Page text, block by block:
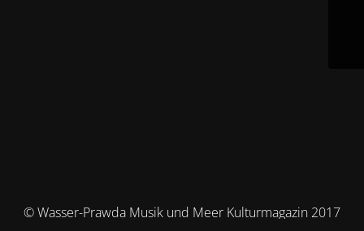
© Wasser-Prawda Musik und Meer Kulturmagazin 2017